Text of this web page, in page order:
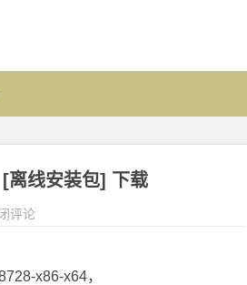
离线安装包] 下载
评论
x86-x64，